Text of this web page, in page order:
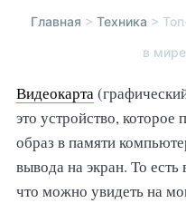
Главная > Техника >
в
Видеокарта
это устройство, которое
образ в памяти
вывода на экран. То
что можно увидеть на